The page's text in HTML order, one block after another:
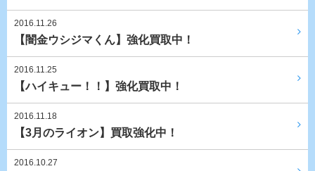
2016.11.26
【闇金ウシジマくん】強化買取中！
2016.11.25
【ハイキュー！！】強化買取中！
2016.11.18
【3月のライオン】買取強化中！
2016.10.27